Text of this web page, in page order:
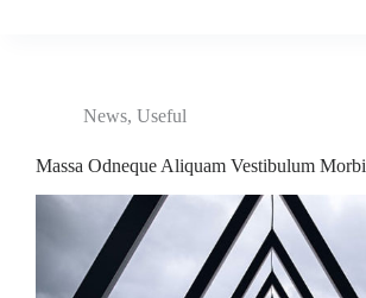
News, Useful
Massa Odneque Aliquam Vestibulum Morbi